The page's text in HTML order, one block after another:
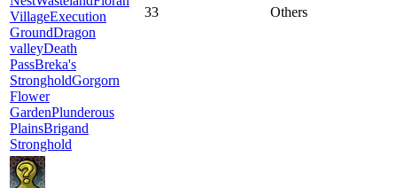
VillageExecution
GroundDragon
valleyDeath
PassBreka's
StrongholdGorgorn
Flower
GardenPlunderous
PlainsBrigand
Stronghold
33 Others